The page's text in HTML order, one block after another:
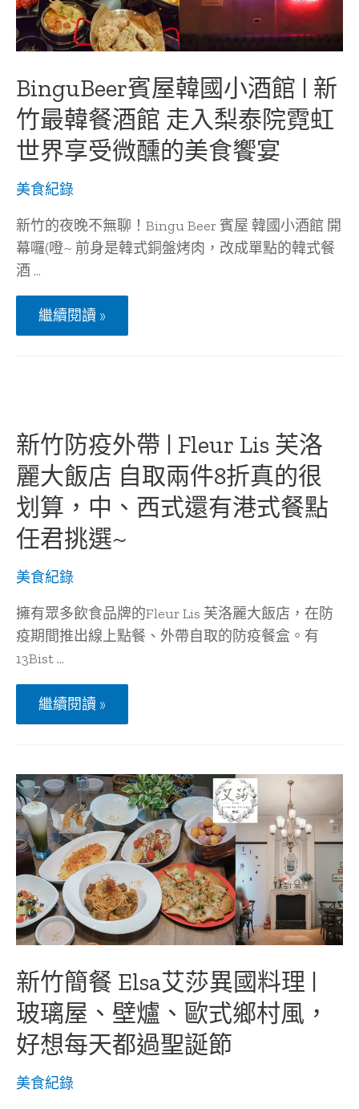
午
餐
全
天
專
屬
親
子
菜
單
信
義
藝
人
最
店
BinguBeer賓屋韓國小酒館 | 新
竹最韓餐酒館 走入梨泰院霓虹
世界享受微醺的美食饗宴
美食紀錄
新竹的夜晚不無聊！Bingu Beer 賓屋 韓國小酒館 開
幕囉(噔~ 前身是韓式銅盤烤肉，改成單點的韓式餐
酒 …
BinguBeer
賓
屋
新
竹
最
韓
餐
酒
館
走
梨
泰
霓
虹
世
界
受
微
醺
的
饗
宴
繼續閱讀 »
新竹防疫外帶 | Fleur Lis 芙洛
麗大飯店 自取兩件8折真的很
划算，中、西式還有港式餐點
任君挑選~
美食紀錄
擁有眾多飲食品牌的Fleur Lis 芙洛麗大飯店，在防
疫期間推出線上點餐、外帶自取的防疫餐盒。有
13Bist …
新
竹
防
帶
|
Fleur
Lis
芙
洛
麗
大
飯
店
自
取
兩
8
折
真
的
很
划
算，
中、
西
繼續閱讀 »
新竹簡餐 Elsa艾莎異國料理 |
玻璃屋、壁爐、歐式鄉村風，
好想每天都過聖誕節
美食紀錄